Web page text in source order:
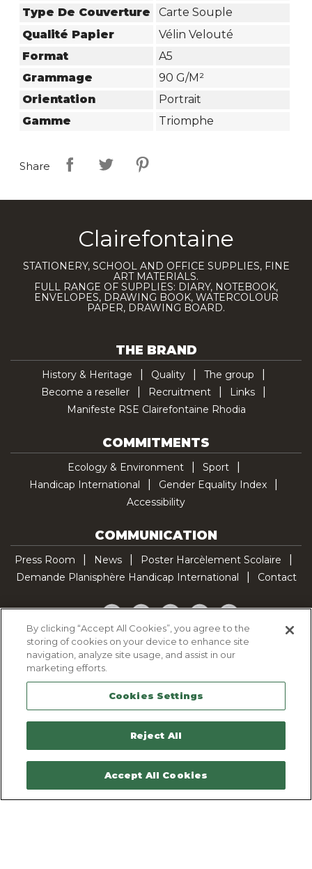
Type De Couverture
Carte Souple
Qualité Papier
Vélin Velouté
Format
A5
Grammage
90 G/m²
Orientation
Portrait
Gamme
Triomphe
Share
Clairefontaine
STATIONERY, SCHOOL AND OFFICE SUPPLIES, FINE
ART MATERIALS.
FULL RANGE OF SUPPLIES: DIARY, NOTEBOOK,
ENVELOPES, DRAWING BOOK, WATERCOLOUR
PAPER, DRAWING BOARD.
THE BRAND
History & Heritage Quality
The group
Become a reseller
Recruitment
Links
Manifeste RSE Clairefontaine Rhodia
COMMITMENTS
Ecology & Environment
Sport
Handicap International
Gender Equality Index
Accessibility
COMMUNICATION
Press Room News
Poster Harcèlement Scolaire
Demande Planisphère Handicap International
Contact
Facebook
TwitterYouTubePinterestTikTok
Cookie Policy
Legal Notice
Sitemap
Contactez-nous
By clicking “Accept All Cookies”, you agree to the
storing of cookies on your device to enhance site
navigation, analyze site usage, and assist in our
marketing efforts.
Cookies Settings
Reject All
Accept All Cookies